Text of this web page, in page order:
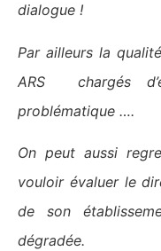
dialogue !
Par ailleurs la
ARS chargés
problématique ….
On peut aussi
vouloir évaluer le
de son
dégradée.